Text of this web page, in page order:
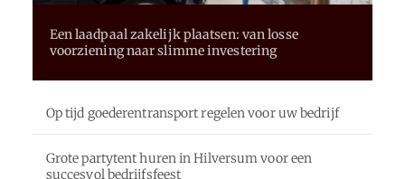
Een laadpaal zakelijk plaatsen: van losse
voorziening naar slimme investering
Op tijd goederentransport regelen voor uw bedrijf
Grote partytent huren in Hilversum voor een
succesvol bedrijfsfeest